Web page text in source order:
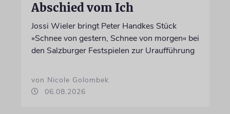
Abschied vom Ich
Jossi Wieler bringt Peter Handkes Stück
»Schnee von gestern, Schnee von morgen« bei
den Salzburger Festspielen zur Uraufführung
von Nicole Golombek
06.08.2026